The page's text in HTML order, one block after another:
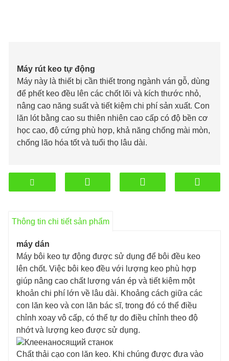
Máy rút keo tự động
Máy này là thiết bị cần thiết trong ngành ván gỗ, dùng
để phết keo đều lên các chốt lõi và kích thước nhỏ,
nâng cao năng suất và tiết kiệm chi phí sản xuất. Con
lăn lót bằng cao su thiên nhiên cao cấp có độ bền cơ
học cao, độ cứng phù hợp, khả năng chống mài mòn,
chống lão hóa tốt và tuổi thọ lâu dài.
Thông tin chi tiết sản phẩm
máy dán
Máy bôi keo tự động được sử dụng để bôi đều keo
lên chốt. Việc bôi keo đều với lượng keo phù hợp
giúp nâng cao chất lượng ván ép và tiết kiệm một
khoản chi phí lớn về lâu dài. Khoảng cách giữa các
con lăn keo và con lăn bác sĩ, trong đó có thể điều
chỉnh xoay vô cấp, có thể tự do điều chỉnh theo độ
nhớt và lượng keo được sử dụng.
Chất thải cạo con lăn keo. Khi chúng được đưa vào